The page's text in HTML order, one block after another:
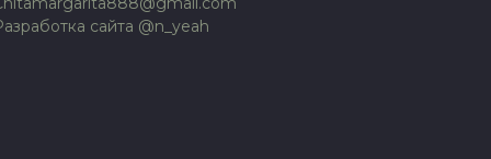
сайта @n_yeah